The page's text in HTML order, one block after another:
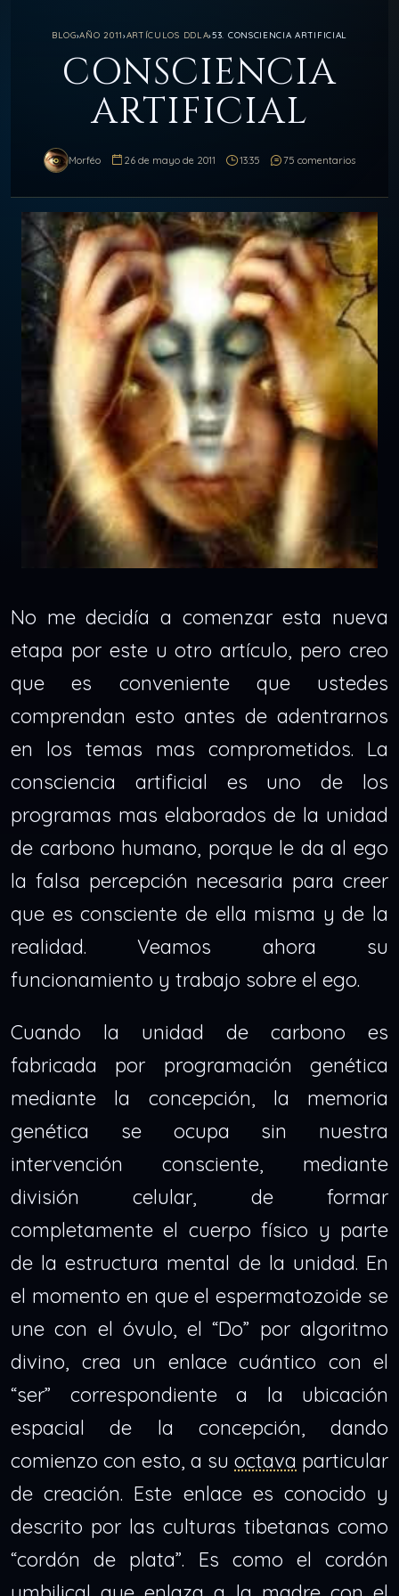
BLOG›AÑO 2011›ARTÍCULOS DDLA›53. CONSCIENCIA ARTIFICIAL
CONSCIENCIA
ARTIFICIAL
Morféo 26 de mayo de 2011 13:35 75 comentarios
No me decidía a comenzar esta nueva
etapa por este u otro artículo, pero creo
que es conveniente que ustedes
comprendan esto antes de adentrarnos
en los temas mas comprometidos. La
consciencia artificial es uno de los
programas mas elaborados de la unidad
de carbono humano, porque le da al ego
la falsa percepción necesaria para creer
que es consciente de ella misma y de la
realidad. Veamos ahora su
funcionamiento y trabajo sobre el ego.
Cuando la unidad de carbono es
fabricada por programación genética
mediante la concepción, la memoria
genética se ocupa sin nuestra
intervención consciente, mediante
división celular, de formar
completamente el cuerpo físico y parte
de la estructura mental de la unidad. En
el momento en que el espermatozoide se
une con el óvulo, el “Do” por algoritmo
divino, crea un enlace cuántico con el
“ser” correspondiente a la ubicación
espacial de la concepción, dando
comienzo con esto, a su octava particular
de creación. Este enlace es conocido y
descrito por las culturas tibetanas como
“cordón de plata”. Es como el cordón